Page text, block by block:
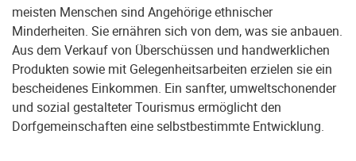
meisten Menschen sind Angehörige ethnischer
Minderheiten. Sie ernähren sich von dem, was sie anbauen.
Aus dem Verkauf von Überschüssen und handwerklichen
Produkten sowie mit Gelegenheitsarbeiten erzielen sie ein
bescheidenes Einkommen. Ein sanfter, umweltschonender
und sozial gestalteter Tourismus ermöglicht den
Dorfgemeinschaften eine selbstbestimmte Entwicklung.